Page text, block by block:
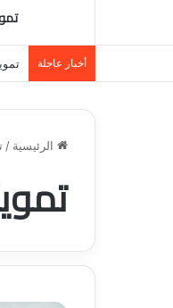
أخبار عاجلة
الرئيسية /